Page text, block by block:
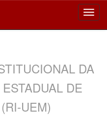
DA
DE
UEM)